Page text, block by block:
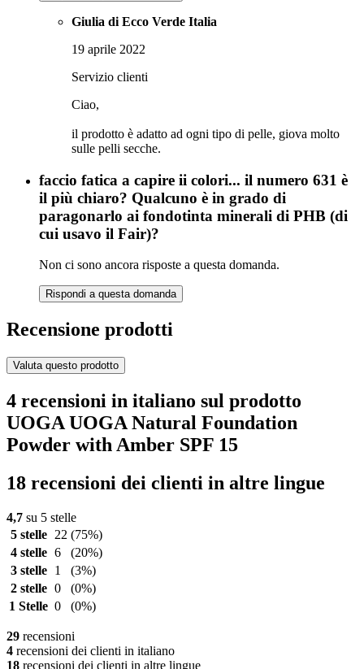
Giulia di Ecco Verde Italia
19 aprile 2022
Servizio clienti
Ciao,
il prodotto è adatto ad ogni tipo di pelle, giova molto
sulle pelli secche.
faccio fatica a capire ii colori... il numero 631 è
il più chiaro? Qualcuno è in grado di
paragonarlo ai fondotinta minerali di PHB (di
cui usavo il Fair)?
Non ci sono ancora risposte a questa domanda.
Rispondi a questa domanda
Recensione prodotti
Valuta questo prodotto
4 recensioni in italiano sul prodotto
UOGA UOGA Natural Foundation
Powder with Amber SPF 15
18 recensioni dei clienti in altre lingue
4,7 su 5 stelle
5 stelle
22 (75%)
4 stelle 6
(20%)
3 stelle
1
(3%)
2 stelle 0
(0%)
1 Stelle 0 (0%)
29 recensioni
4 recensioni dei clienti in italiano
18 recensioni dei clienti in altre lingue